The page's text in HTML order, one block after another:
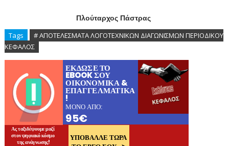
Πλούταρχος Πάστρας
Tags
# ΑΠΟΤΕΛΕΣΜΑΤΑ ΛΟΓΟΤΕΧΝΙΚΩΝ ΔΙΑΓΩΝΙΣΜΩΝ ΠΕΡΙΟΔΙΚΟΥ
ΚΕΦΑΛΟΣ